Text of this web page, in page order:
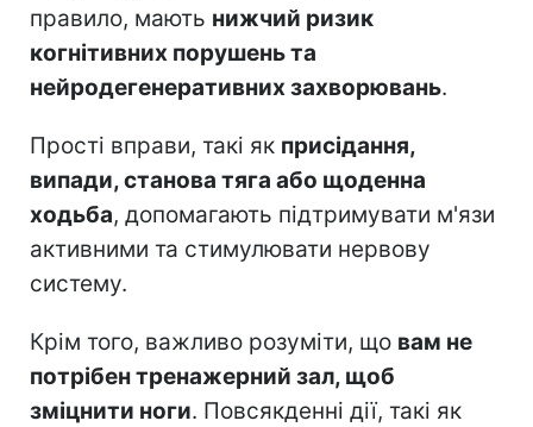
правило, мають нижчий ризик
когнітивних порушень та
нейродегенеративних захворювань.
Прості вправи, такі як присідання,
випади, станова тяга або щоденна
ходьба, допомагають підтримувати м'язи
активними та стимулювати нервову
систему.
Крім того, важливо розуміти, що вам не
потрібен тренажерний зал, щоб
зміцнити ноги. Повсякденні дії, такі як